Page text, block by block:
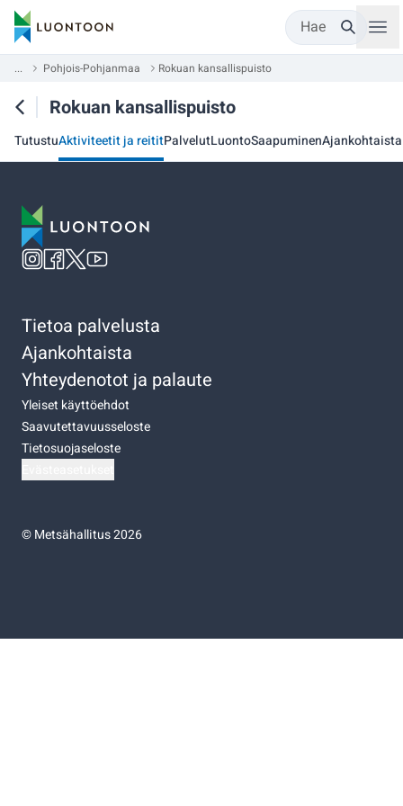
Hae
... Pohjois-Pohjanmaa Rokuan kansallispuisto
Rokuan kansallispuisto
TutustuAktiviteetit ja reititPalvelutLuontoSaapuminenAjankohtaista
Tietoa palvelusta
Ajankohtaista
Yhteydenotot ja palaute
Yleiset käyttöehdot
Saavutettavuusseloste
Tietosuojaseloste
©Metsähallitus 2026